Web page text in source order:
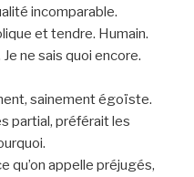
incomparable.
et tendre. Humain.
ne sais quoi encore.
sainement égoïste.
partial, préférait les
qu’on appelle préjugés,